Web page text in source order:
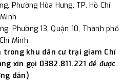
Phường Hòa Hưng, TP. Hồ Chí
Minh
Phường 13, Quận 10, Thành phố
Minh
trong khu dân cư trại giam Chí
xin gọi 0382.811.221 để được
dẫn)